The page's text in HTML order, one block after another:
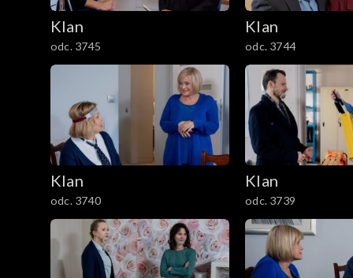
101–200
1–100
Klan
odc. 3745
Klan
odc. 3744
Klan
odc. 3740
Klan
odc. 3739